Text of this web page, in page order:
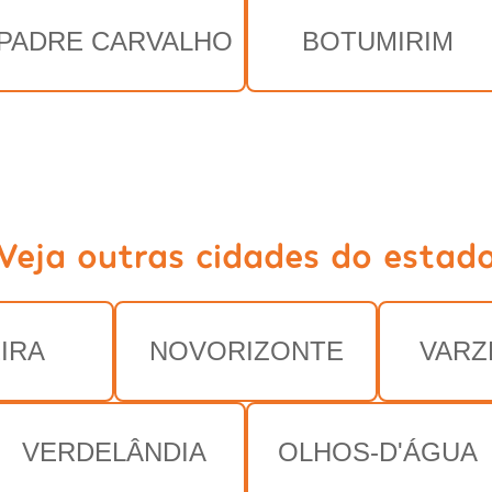
CARVALHO BOTUMIRIM
outras cidades do
NOVORIZONTE
VERDELÂNDIA OLHOS-D'ÁGUA